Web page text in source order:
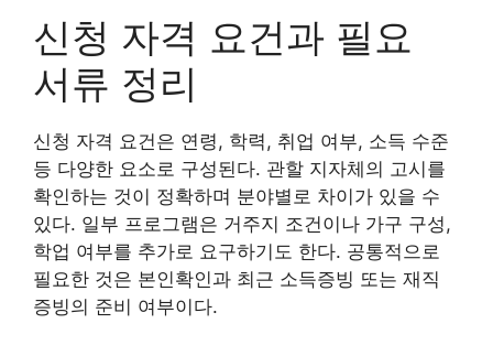
신청 자격 요건과 필요
서류 정리
신청 자격 요건은 연령, 학력, 취업 여부, 소득 수준
등 다양한 요소로 구성된다. 관할 지자체의 고시를
확인하는 것이 정확하며 분야별로 차이가 있을 수
있다. 일부 프로그램은 거주지 조건이나 가구 구성,
학업 여부를 추가로 요구하기도 한다. 공통적으로
필요한 것은 본인확인과 최근 소득증빙 또는 재직
증빙의 준비 여부이다.